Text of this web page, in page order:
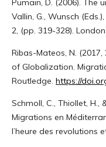
Pumain, D. (2006). The
Vallin, G., Wunsch
2, (pp. 319-328).
Ribas-Mateos, N.
of Globalization.
Routledge. https://
Schmoll, C., Thiollet, H.,
Migrations en
l’heure des revolutions